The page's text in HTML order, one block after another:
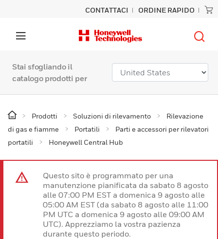
CONTATTACI ORDINE RAPIDO
Stai sfogliando il
catalogo prodotti per
Prodotti Soluzioni di rilevamento
Rilevazione
di gas e fiamme
Portatili
Parti e accessori per rilevatori
portatili
Honeywell Central Hub
Questo sito è programmato per una
manutenzione pianificata da sabato 8 agosto
alle 07:00 PM EST a domenica 9 agosto alle
05:00 AM EST (da sabato 8 agosto alle 11:00
PM UTC a domenica 9 agosto alle 09:00 AM
UTC). Apprezziamo la vostra pazienza
durante questo periodo.